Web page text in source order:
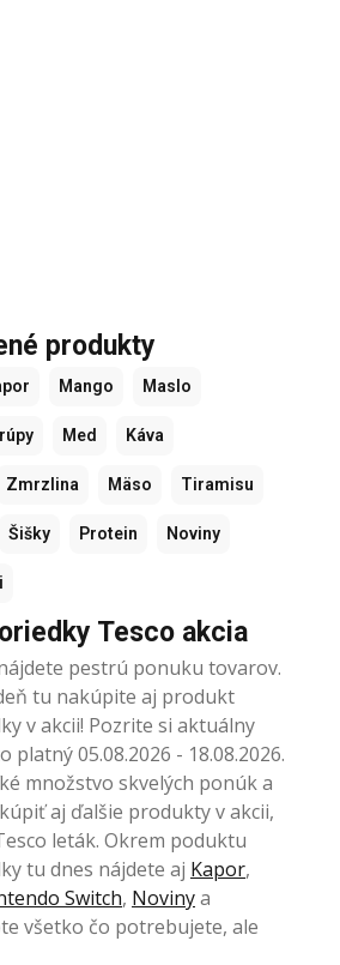
produkty
Mango Maslo
Med Káva
Zmrzlina Mäso Tiramisu
Šišky Protein Noviny
Tesco akcia
pestrú ponuku tovarov.
tu nakúpite aj produkt
v akcii! Pozrite si aktuálny
platný 05.08.2026 - 18.08.2026.
množstvo skvelých ponúk a
aj ďalšie produkty v akcii,
leták. Okrem poduktu
tu dnes nájdete aj Kapor,
Switch, Novinya
všetko čo potrebujete, ale